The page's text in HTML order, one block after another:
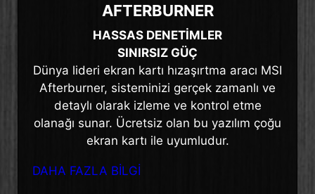
AFTERBURNER
HASSAS DENETİMLER
SINIRSIZ GÜÇ
Dünya lideri ekran kartı hızaşırtma aracı MSI
Afterburner, sisteminizi gerçek zamanlı ve
detaylı olarak izleme ve kontrol etme
olanağı sunar. Ücretsiz olan bu yazılım çoğu
ekran kartı ile uyumludur.
DAHA FAZLA BİLGİ